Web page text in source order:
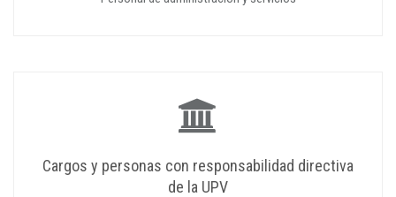
Cargos y personas con responsabilidad directiva
de la UPV